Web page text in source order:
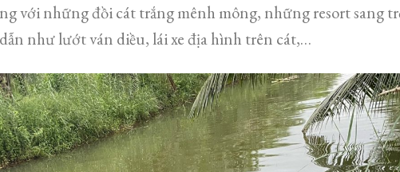
với những đồi cát trắng mênh mông, những resort sang
như lướt ván diều, lái xe địa hình trên cát,…